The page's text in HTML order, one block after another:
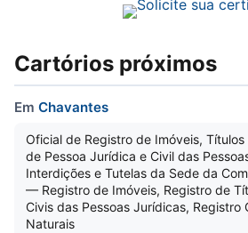
Cartórios próximos
Em Chavantes
Oficial de Registro de Imóveis,
de Pessoa Jurídica e Civil das
Interdições e Tutelas da Sede da
— Registro de Imóveis, Registro de
Civis das Pessoas Jurídicas, Registro
Naturais